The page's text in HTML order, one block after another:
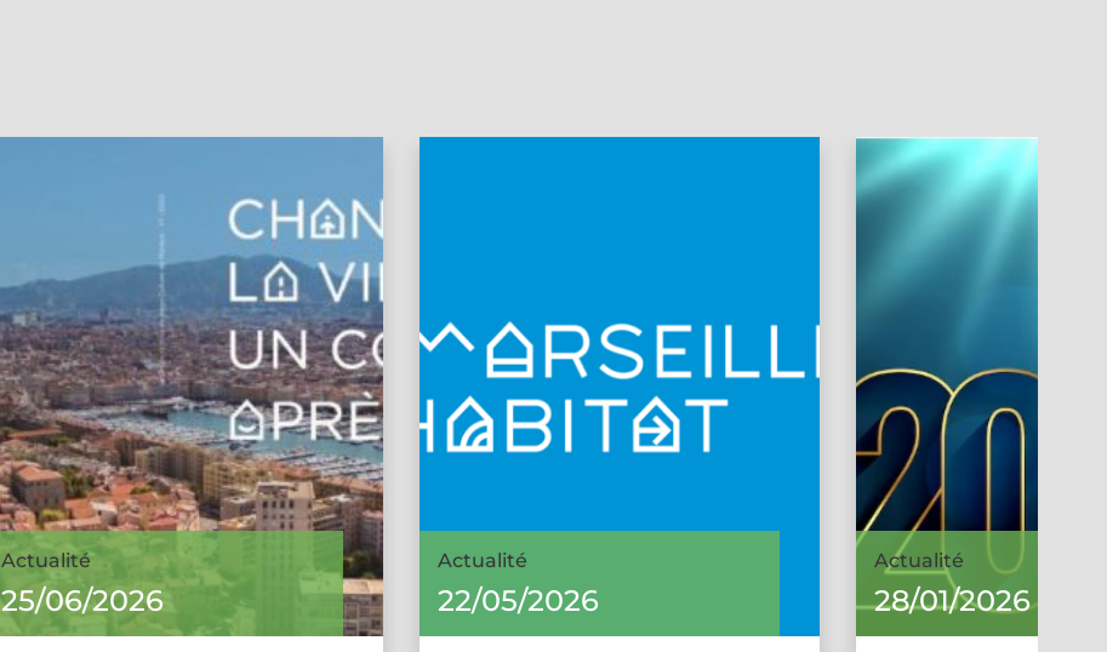
Actualité
25/06/2026
Actualité
22/05/2026
Actualité
28/01/2026